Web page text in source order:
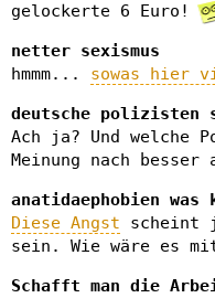
gelockerte 6 Euro!
netter sexismus
hmmm... sowas hier
deutsche polizisten
Ach ja? Und welche
Meinung nach besser
anatidaephobien was
Diese Angst scheint
sein. Wie wäre es
Schafft man die